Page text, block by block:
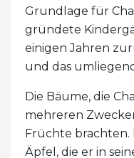
Grundlage für
gründete
einigen Jahren
und das
Die Bäume, die
mehreren
Früchte brachten.
Äpfel, die er in